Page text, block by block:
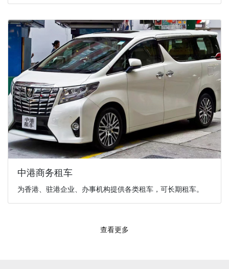
中港商务租车
为香港、驻港企业、办事机构提供各类租车，可长期租车。
查看更多